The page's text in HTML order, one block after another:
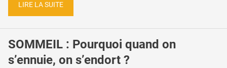
LIRE LA SUITE
SOMMEIL : Pourquoi quand on
s’ennuie, on s’endort ?